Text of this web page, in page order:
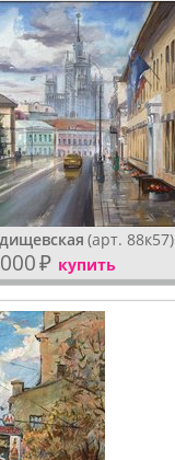
(арт. 88к57)
₽ купить